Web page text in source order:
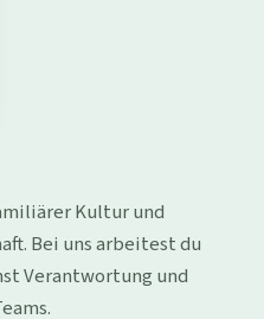
Kultur und
Bei uns arbeitest du
Verantwortung und